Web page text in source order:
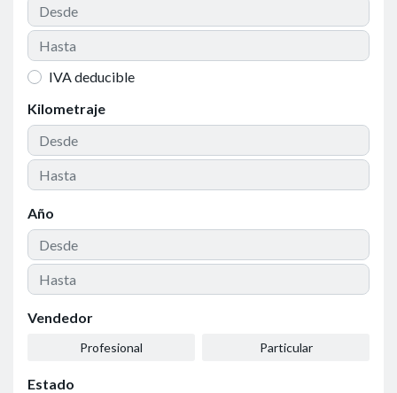
IVA deducible
Kilometraje
Año
Vendedor
Profesional Particular
Estado